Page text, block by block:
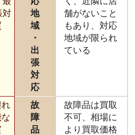
対
地
域
・
出
張
対
応
舗がないこと
もあり、対応
地域が限られ
ている
故
障
品
故障品は買取
不可、相場に
より買取価格